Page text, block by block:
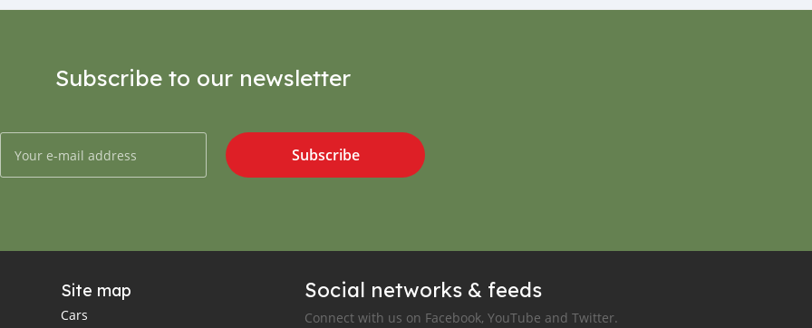
Subscribe to our newsletter
Subscribe
Site map
Cars
Social networks & feeds
Connect with us on Facebook, YouTube and Twitter.